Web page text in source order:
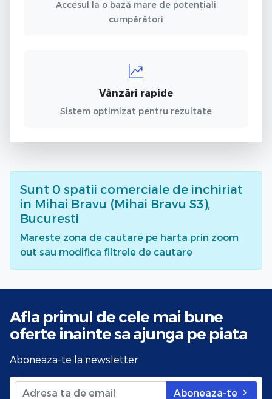
Accesul la o bază mare de potențiali
cumpărători
Vânzări rapide
Sistem optimizat pentru rezultate
Sunt 0 spatii comerciale de inchiriat
in Mihai Bravu (Mihai Bravu S3),
Bucuresti
Mareste zona de cautare pe harta prin zoom
out sau modifica filtrele de cautare
Afla primul de cele mai bune
oferte inainte sa ajunga pe piata
Aboneaza-te la newsletter
Aboneaza-te